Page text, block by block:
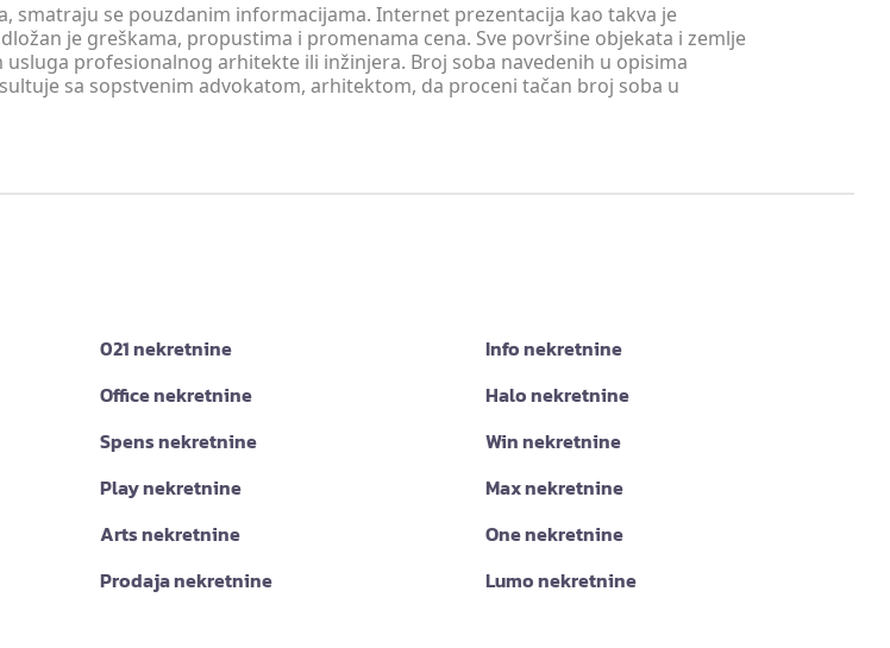
smatraju se pouzdanim informacijama. Internet prezentacija kao takva je
je greškama, propustima i promenama cena. Sve površine objekata i zemlje
profesionalnog arhitekte ili inžinjera. Broj soba navedenih u opisima
sa sopstvenim advokatom, arhitektom, da proceni tačan broj soba u
021 nekretnine
Info nekretnine
Office nekretnine
Halo nekretnine
Spens nekretnine
Win nekretnine
Play nekretnine
Max nekretnine
Arts nekretnine
One nekretnine
Prodaja nekretnine Lumo nekretnine